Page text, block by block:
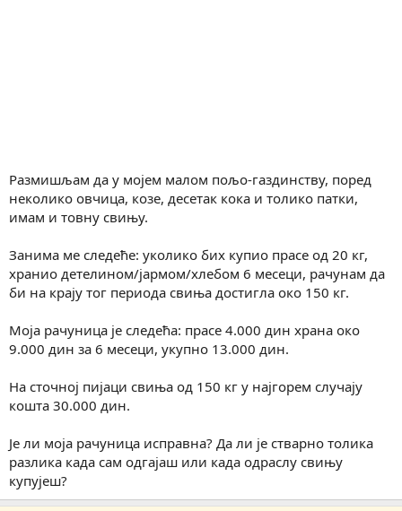
Размишљам да у мојем малом пољо-газдинству, поред
неколико овчица, козе, десетак кока и толико патки,
имам и товну свињу.
Занима ме следеће: уколико бих купио прасе од 20 кг,
хранио детелином/јармом/хлебом 6 месеци, рачунам да
би на крају тог периода свиња достигла око 150 кг.
Моја рачуница је следећа: прасе 4.000 дин храна око
9.000 дин за 6 месеци, укупно 13.000 дин.
На сточној пијаци свиња од 150 кг у најгорем случају
кошта 30.000 дин.
Је ли моја рачуница исправна? Да ли је стварно толика
разлика када сам одгајаш или када одраслу свињу
купујеш?